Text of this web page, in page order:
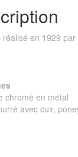
en 1929
chromé en métal
avec cuir,